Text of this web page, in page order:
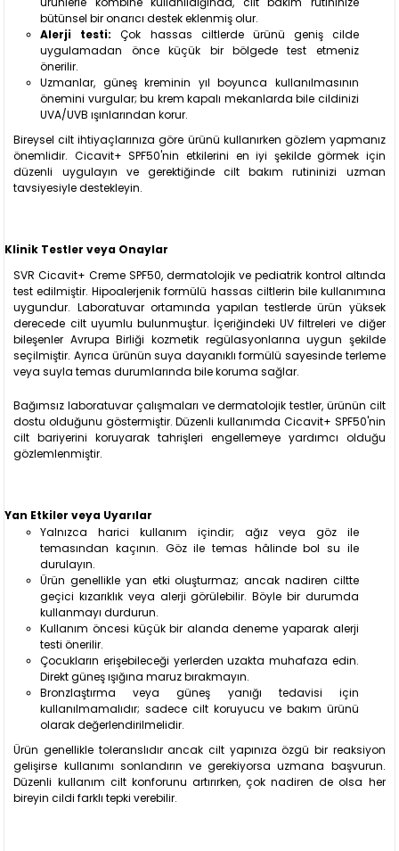
bütünsel bir onarıcı destek eklenmiş olur.
Alerji testi: Çok hassas ciltlerde ürünü geniş cilde
uygulamadan önce küçük bir bölgede test etmeniz
önerilir.
Uzmanlar, güneş kreminin yıl boyunca kullanılmasının
önemini vurgular; bu krem kapalı mekanlarda bile cildinizi
UVA/UVB ışınlarından korur.
Bireysel cilt ihtiyaçlarınıza göre ürünü kullanırken gözlem yapmanız
önemlidir. Cicavit+ SPF50'nin etkilerini en iyi şekilde görmek için
düzenli uygulayın ve gerektiğinde cilt bakım rutininizi uzman
tavsiyesiyle destekleyin.
Klinik Testler veya Onaylar
SVR Cicavit+ Creme SPF50, dermatolojik ve pediatrik kontrol altında
test edilmiştir. Hipoalerjenik formülü hassas ciltlerin bile kullanımına
uygundur. Laboratuvar ortamında yapılan testlerde ürün yüksek
derecede cilt uyumlu bulunmuştur. İçeriğindeki UV filtreleri ve diğer
bileşenler Avrupa Birliği kozmetik regülasyonlarına uygun şekilde
seçilmiştir. Ayrıca ürünün suya dayanıklı formülü sayesinde terleme
veya suyla temas durumlarında bile koruma sağlar.
Bağımsız laboratuvar çalışmaları ve dermatolojik testler, ürünün cilt
dostu olduğunu göstermiştir. Düzenli kullanımda Cicavit+ SPF50'nin
cilt bariyerini koruyarak tahrişleri engellemeye yardımcı olduğu
gözlemlenmiştir.
Yan Etkiler veya Uyarılar
Yalnızca harici kullanım içindir; ağız veya göz ile
temasından kaçının. Göz ile temas hâlinde bol su ile
durulayın.
Ürün genellikle yan etki oluşturmaz; ancak nadiren ciltte
geçici kızarıklık veya alerji görülebilir. Böyle bir durumda
kullanmayı durdurun.
Kullanım öncesi küçük bir alanda deneme yaparak alerji
testi önerilir.
Çocukların erişebileceği yerlerden uzakta muhafaza edin.
Direkt güneş ışığına maruz bırakmayın.
Bronzlaştırma veya güneş yanığı tedavisi için
kullanılmamalıdır; sadece cilt koruyucu ve bakım ürünü
olarak değerlendirilmelidir.
Ürün genellikle toleranslıdır ancak cilt yapınıza özgü bir reaksiyon
gelişirse kullanımı sonlandırın ve gerekiyorsa uzmana başvurun.
Düzenli kullanım cilt konforunu artırırken, çok nadiren de olsa her
bireyin cildi farklı tepki verebilir.